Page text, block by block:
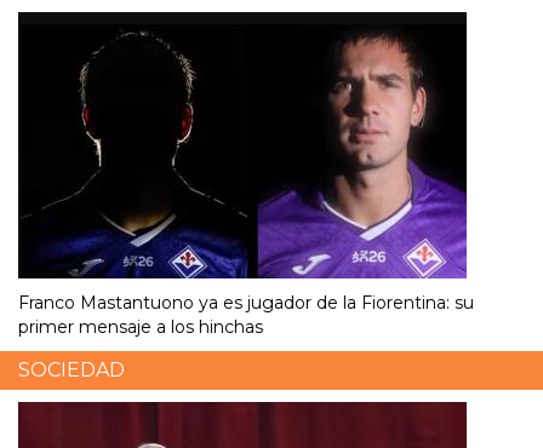
Franco Mastantuono ya es jugador de la Fiorentina: su
primer mensaje a los hinchas
SOCIEDAD